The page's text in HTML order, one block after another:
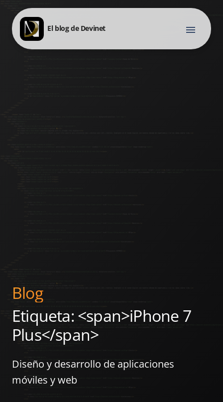
El blog de Devinet
Blog
Etiqueta: <span>iPhone 7
Plus</span>
Diseño y desarrollo de aplicaciones
móviles y web